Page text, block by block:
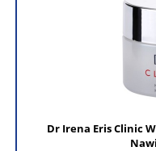
Dr Irena Eris Clinic